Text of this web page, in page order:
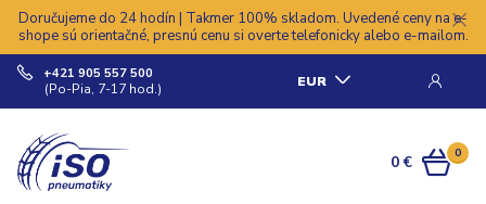
Doručujeme do 24 hodín | Takmer 100% skladom. Uvedené ceny na e-
shope sú orientačné, presnú cenu si overte telefonicky alebo e-mailom.
EUR
+421 905 557 500
(Po-Pia, 7-17 hod.)
0
0 €